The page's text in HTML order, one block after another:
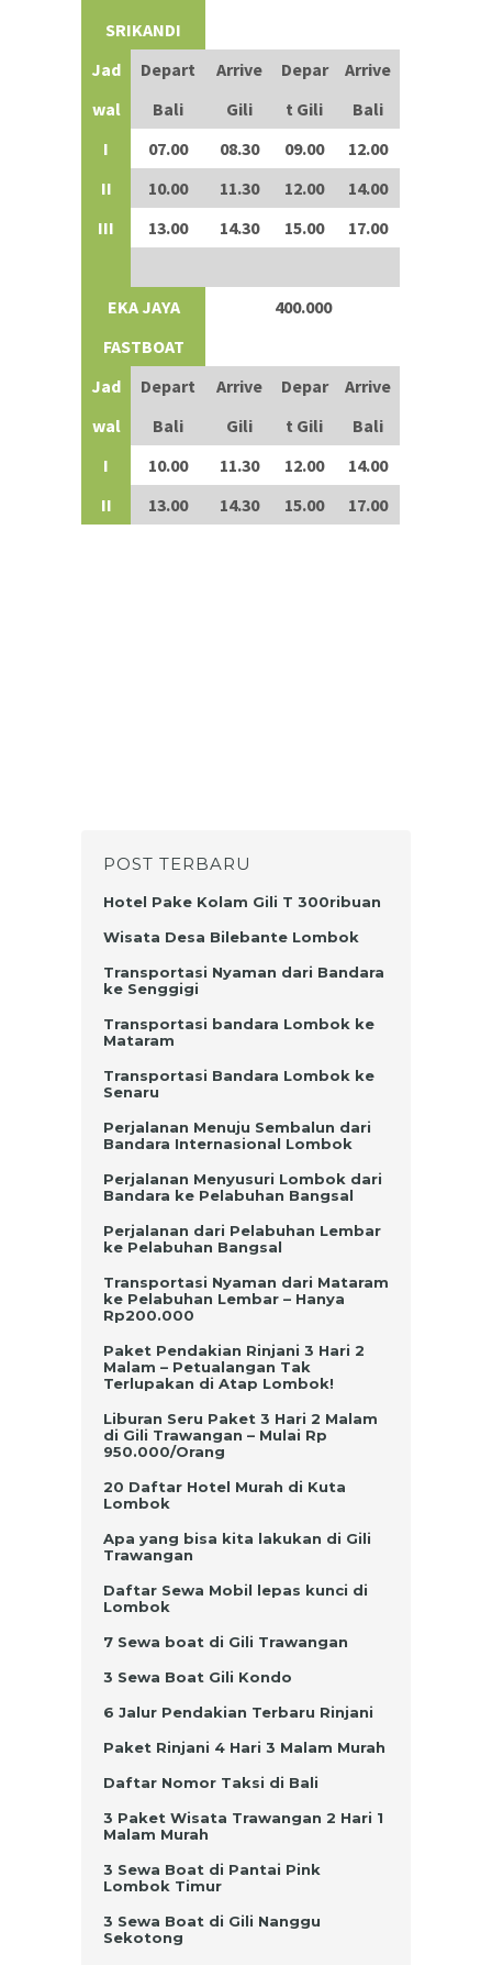
SRIKANDI
Jad
wal
Depart
Bali
Arrive
Gili
Depar
t Gili
Arrive
Bali
I
07.00 08.30 09.00
12.00
II
10.00 11.30 12.00
14.00
III
13.00 14.30 15.00 17.00
EKA JAYA
FASTBOAT
400.000
Jad
wal
Depart
Bali
Arrive
Gili
Depar
t Gili
Arrive
Bali
I
10.00 11.30 12.00
14.00
II
13.00 14.30 15.00 17.00
POST TERBARU
Hotel Pake Kolam Gili T 300ribuan
Wisata Desa Bilebante Lombok
Transportasi Nyaman dari Bandara
ke Senggigi
Transportasi bandara Lombok ke
Mataram
Transportasi Bandara Lombok ke
Senaru
Perjalanan Menuju Sembalun dari
Bandara Internasional Lombok
Perjalanan Menyusuri Lombok dari
Bandara ke Pelabuhan Bangsal
Perjalanan dari Pelabuhan Lembar
ke Pelabuhan Bangsal
Transportasi Nyaman dari Mataram
ke Pelabuhan Lembar – Hanya
Rp200.000
Paket Pendakian Rinjani 3 Hari 2
Malam – Petualangan Tak
Terlupakan di Atap Lombok!
Liburan Seru Paket 3 Hari 2 Malam
di Gili Trawangan – Mulai Rp
950.000/Orang
20 Daftar Hotel Murah di Kuta
Lombok
Apa yang bisa kita lakukan di Gili
Trawangan
Daftar Sewa Mobil lepas kunci di
Lombok
7 Sewa boat di Gili Trawangan
3 Sewa Boat Gili Kondo
6 Jalur Pendakian Terbaru Rinjani
Paket Rinjani 4 Hari 3 Malam Murah
Daftar Nomor Taksi di Bali
3 Paket Wisata Trawangan 2 Hari 1
Malam Murah
3 Sewa Boat di Pantai Pink
Lombok Timur
3 Sewa Boat di Gili Nanggu
Sekotong